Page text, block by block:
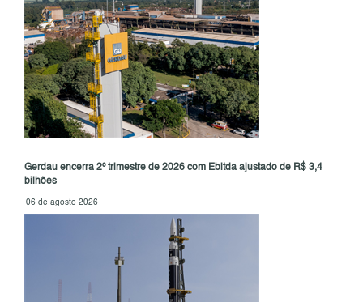
Gerdau encerra 2º trimestre de 2026 com Ebitda ajustado de R$ 3,4
bilhões
06 de agosto 2026